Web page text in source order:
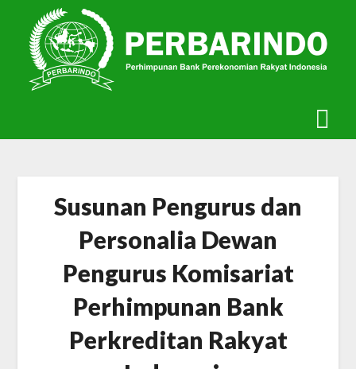
content
Susunan Pengurus dan
Personalia Dewan
Pengurus Komisariat
Perhimpunan Bank
Perkreditan Rakyat